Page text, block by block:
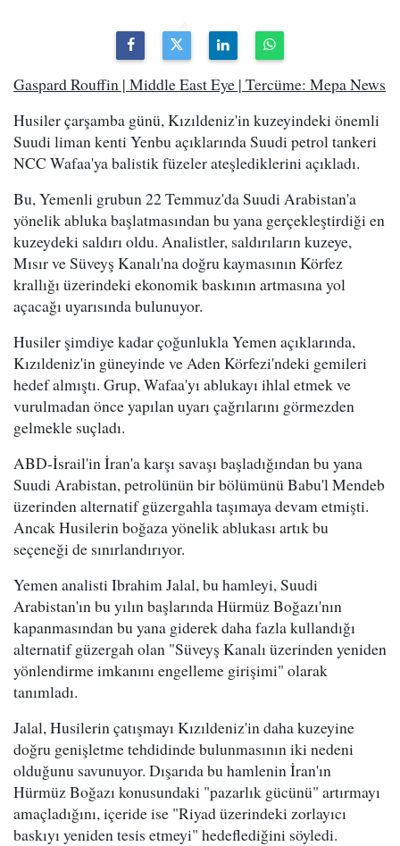
Gaspard Rouffin | Middle East Eye | Tercüme: Mepa News
Husiler çarşamba günü, Kızıldeniz'in kuzeyindeki önemli
Suudi liman kenti Yenbu açıklarında Suudi petrol tankeri
NCC Wafaa'ya balistik füzeler ateşlediklerini açıkladı.
Bu, Yemenli grubun 22 Temmuz'da Suudi Arabistan'a
yönelik abluka başlatmasından bu yana gerçekleştirdiği en
kuzeydeki saldırı oldu. Analistler, saldırıların kuzeye,
Mısır ve Süveyş Kanalı'na doğru kaymasının Körfez
krallığı üzerindeki ekonomik baskının artmasına yol
açacağı uyarısında bulunuyor.
Husiler şimdiye kadar çoğunlukla Yemen açıklarında,
Kızıldeniz'in güneyinde ve Aden Körfezi'ndeki gemileri
hedef almıştı. Grup, Wafaa'yı ablukayı ihlal etmek ve
vurulmadan önce yapılan uyarı çağrılarını görmezden
gelmekle suçladı.
ABD-İsrail'in İran'a karşı savaşı başladığından bu yana
Suudi Arabistan, petrolünün bir bölümünü Babu'l Mendeb
üzerinden alternatif güzergahla taşımaya devam etmişti.
Ancak Husilerin boğaza yönelik ablukası artık bu
seçeneği de sınırlandırıyor.
Yemen analisti Ibrahim Jalal, bu hamleyi, Suudi
Arabistan'ın bu yılın başlarında Hürmüz Boğazı'nın
kapanmasından bu yana giderek daha fazla kullandığı
alternatif güzergah olan "Süveyş Kanalı üzerinden yeniden
yönlendirme imkanını engelleme girişimi" olarak
tanımladı.
Jalal, Husilerin çatışmayı Kızıldeniz'in daha kuzeyine
doğru genişletme tehdidinde bulunmasının iki nedeni
olduğunu savunuyor. Dışarıda bu hamlenin İran'ın
Hürmüz Boğazı konusundaki "pazarlık gücünü" artırmayı
amaçladığını, içeride ise "Riyad üzerindeki zorlayıcı
baskıyı yeniden tesis etmeyi" hedeflediğini söyledi.